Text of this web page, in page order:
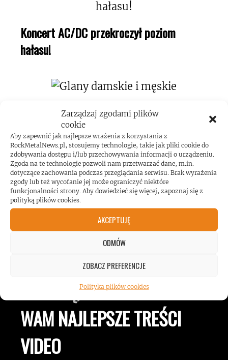
Zarządzaj zgodami plików
cookie
Aby zapewnić jak najlepsze wrażenia z korzystania z
RockMetalNews.pl, stosujemy technologie, takie jak pliki cookie do
zdobywania dostępu i/lub przechowywania informacji o urządzeniu.
Zgoda na te technologie pozwoli nam przetwarzać dane, m.in.
dotyczące zachowania podczas przeglądania serwisu. Brak wyrażenia
zgody lub też wycofanie jej może ograniczyć niektóre
funkcjonalności strony. Aby dowiedzieć się więcej, zapoznaj się z
polityką plików cookies.
AKCEPTUJĘ
ODMÓW
ZOBACZ PREFERENCJE
Polityka plików cookies
Koncert AC/DC przekroczył poziom
hałasu!
ROCKMETALNEWS TV
JESTEŚMY BLISKO
ZESPOŁÓW, KONCERTÓW I
LUDZI ZWIĄZANYCH Z
MUZYKĄ, BY DOSTARCZAĆ
WAM NAJLEPSZE TREŚCI
VIDEO